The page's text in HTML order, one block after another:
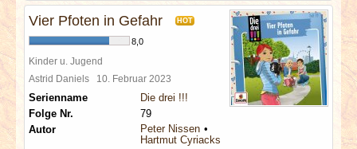
Vier Pfoten in Gefahr HOT
8,0
Kinder u. Jugend
Astrid Daniels 10. Februar 2023
Serienname
Die drei !!!
Folge Nr.
79
Autor
Peter Nissen
Hartmut Cyriacks